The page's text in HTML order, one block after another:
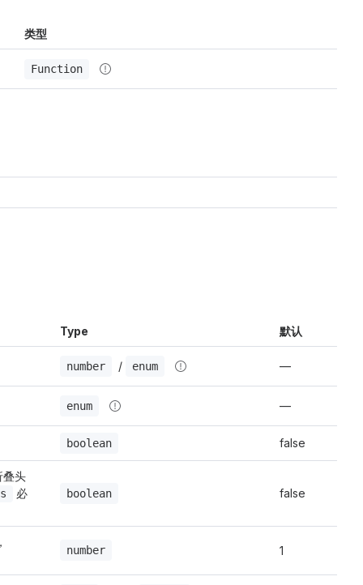
类型
Function
Type 默认
number / enum —
enum —
boolean false
叠头
必
boolean false
number 1